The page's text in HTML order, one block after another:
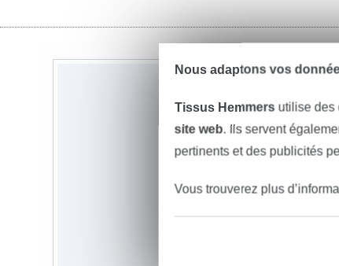
Nous adaptons vos
Tissus Hemmers utilise des
site web. Ils servent
pertinents et des publicités
Vous trouverez plus